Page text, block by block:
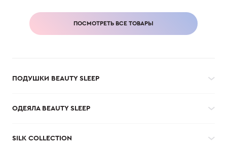
ПОСМОТРЕТЬ ВСЕ ТОВАРЫ
ПОДУШКИ BEAUTY SLEEP
ОДЕЯЛА BEAUTY SLEEP
SILK COLLECTION